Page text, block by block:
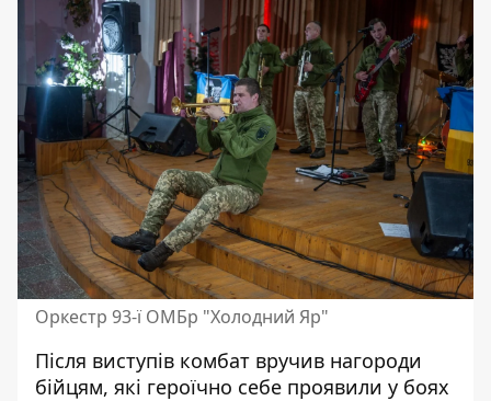
Оркестр 93-ї ОМБр "Холодний Яр"
Після виступів комбат вручив нагороди
бійцям, які героїчно себе проявили у боях